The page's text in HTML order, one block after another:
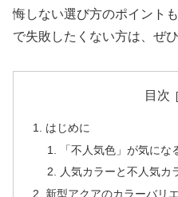
悔しない選び方のポイント
で失敗したくない方は、ぜ
目次
はじめに
「不人気色」が気にな
人気カラーと不人気カ
新型アクアのカラーバリ